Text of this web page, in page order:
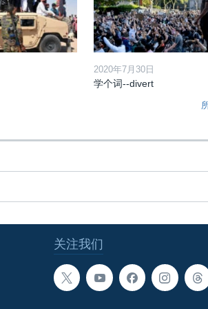
2020年7月30日
学个词--divert
关注我们